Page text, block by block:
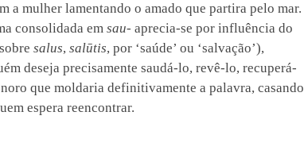
a mulher lamentando o amado que partira pelo mar.
consolidada em sau- aprecia-se por influência do
salus, salūtis, por ‘saúde’ ou ‘salvação’),
deseja precisamente saudá-lo, revê-lo, recuperá-
que moldaria definitivamente a palavra, casando
espera reencontrar.